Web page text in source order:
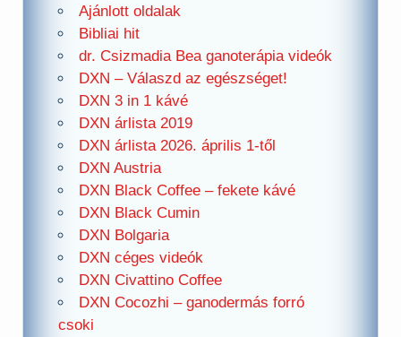
Ajánlott oldalak
Bibliai hit
dr. Csizmadia Bea ganoterápia videók
DXN – Válaszd az egészséget!
DXN 3 in 1 kávé
DXN árlista 2019
DXN árlista 2026. április 1-től
DXN Austria
DXN Black Coffee – fekete kávé
DXN Black Cumin
DXN Bolgaria
DXN céges videók
DXN Civattino Coffee
DXN Cocozhi – ganodermás forró
csoki